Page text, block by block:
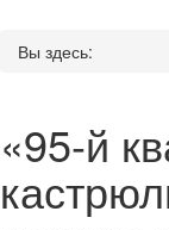
Вы здесь:
«95-й